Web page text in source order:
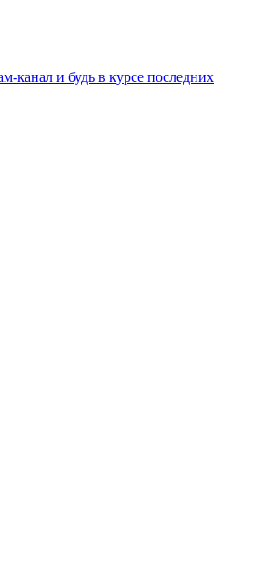
канал и будь в курсе последних